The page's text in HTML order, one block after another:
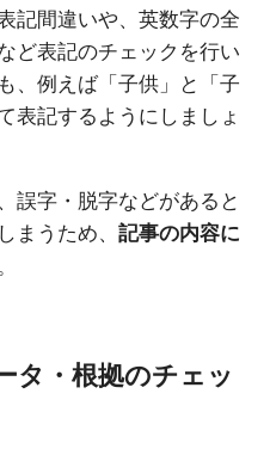
記間違いや、英数字の全
ど表記のチェックを行い
、例えば「子供」と「子
表記するようにしましょ
誤字・脱字などがあると
うため、 記事の内容に
タ・根拠のチェッ